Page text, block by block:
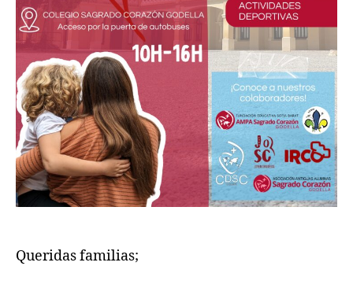
​Queridas familias;